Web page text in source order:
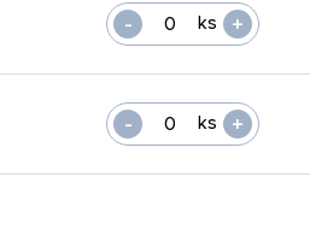
ks +
-
ks +
-